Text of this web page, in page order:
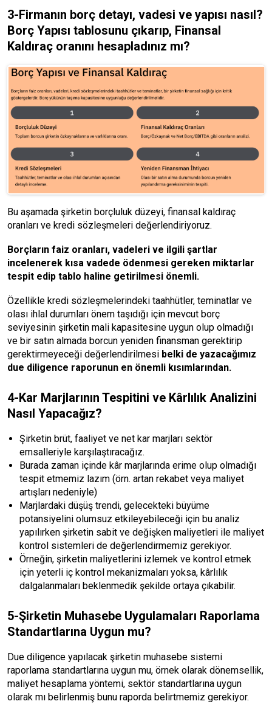
3-Firmanın borç detayı, vadesi ve yapısı nasıl?
Borç Yapısı tablosunu çıkarıp, Finansal
Kaldıraç oranını hesapladınız mı?
Bu aşamada şirketin borçluluk düzeyi, finansal kaldıraç
oranları ve kredi sözleşmeleri değerlendiriyoruz.
Borçların faiz oranları, vadeleri ve ilgili şartlar
incelenerek kısa vadede ödenmesi gereken miktarlar
tespit edip tablo haline getirilmesi önemli.
Özellikle kredi sözleşmelerindeki taahhütler, teminatlar ve
olası ihlal durumları önem taşıdığı için mevcut borç
seviyesinin şirketin mali kapasitesine uygun olup olmadığı
ve bir satın almada borcun yeniden finansman gerektirip
gerektirmeyeceği değerlendirilmesi belki de yazacağımız
due diligence raporunun en önemli kısımlarından.
4-Kar Marjlarının Tespitini ve Kârlılık Analizini
Nasıl Yapacağız?
Şirketin brüt, faaliyet ve net kar marjları sektör
emsalleriyle karşılaştıracağız.
Burada zaman içinde kâr marjlarında erime olup olmadığı
tespit etmemiz lazım (örn. artan rekabet veya maliyet
artışları nedeniyle)
Marjlardaki düşüş trendi, gelecekteki büyüme
potansiyelini olumsuz etkileyebileceği için bu analiz
yapılırken şirketin sabit ve değişken maliyetleri ile maliyet
kontrol sistemleri de değerlendirmemiz gerekiyor.
Örneğin, şirketin maliyetlerini izlemek ve kontrol etmek
için yeterli iç kontrol mekanizmaları yoksa, kârlılık
dalgalanmaları beklenmedik şekilde ortaya çıkabilir.
5-Şirketin Muhasebe Uygulamaları Raporlama
Standartlarına Uygun mu?
Due diligence yapılacak şirketin muhasebe sistemi
raporlama standartlarına uygun mu, örnek olarak dönemsellik,
maliyet hesaplama yöntemi, sektör standartlarına uygun
olarak mı belirlenmiş bunu raporda belirtmemiz gerekiyor.